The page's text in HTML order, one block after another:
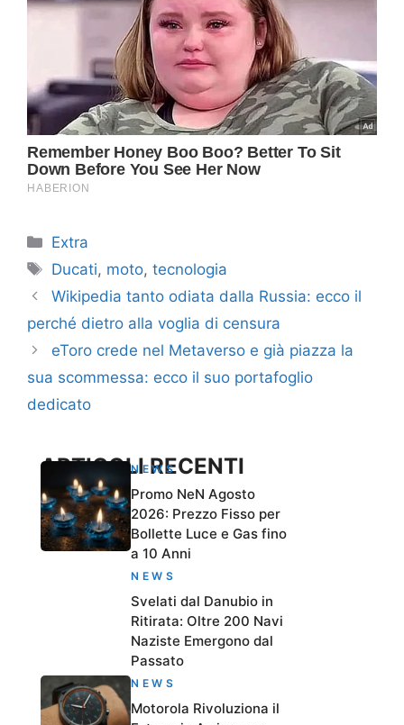
Categorie
Extra
Tag
Ducati, moto,tecnologia
Wikipedia tanto odiata dalla Russia: ecco il
perché dietro alla voglia di censura
eToro crede nel Metaverso e già piazza la
sua scommessa: ecco il suo portafoglio
dedicato
ARTICOLI RECENTI
NEWS
Promo NeN Agosto
2026: Prezzo Fisso per
Bollette Luce e Gas fino
a 10 Anni
NEWS
Svelati dal Danubio in
Ritirata: Oltre 200 Navi
Naziste Emergono dal
Passato
NEWS
Motorola Rivoluziona il